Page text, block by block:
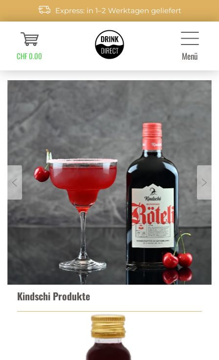
Express: in 1–2 Werktagen geliefert
CHF 0.00 Menü
Kindschi Produkte